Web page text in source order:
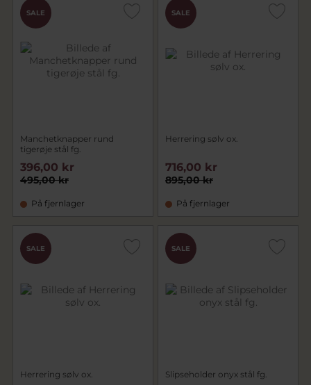
SALE
Manchetknapper rund
tigerøje stål fg.
495,00 kr
396,00 kr
På fjernlager
SALE
Herrering sølv ox.
895,00 kr
716,00 kr
På fjernlager
SALE
Herrering sølv ox.
SALE
Slipseholder onyx stål fg.